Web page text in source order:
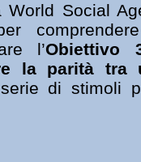
World Social
l’Obiettivo
la parità
di stimoli